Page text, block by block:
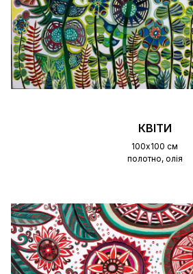
КВІТИ
100х100 см
полотно, олія